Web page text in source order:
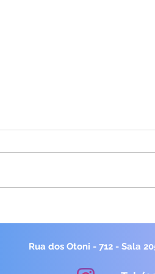
O que é a perfeição
Costumamos ouvir...
Rua dos Otoni - 712 - Sala